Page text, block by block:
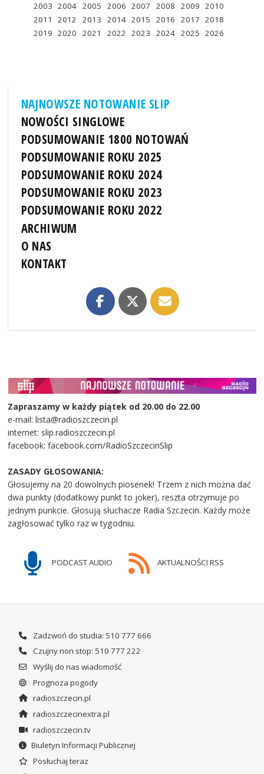
2003 2004 2005 2006 2007 2008 2009 2010
2011
2012 2013 2014 2015 2016 2017 2018
2019 2020 2021 2022 2023 2024 2025 2026
NAJNOWSZE NOTOWANIE SLIP
NOWOŚCI SINGLOWE
PODSUMOWANIE 1800 NOTOWAŃ
PODSUMOWANIE ROKU 2025
PODSUMOWANIE ROKU 2024
PODSUMOWANIE ROKU 2023
PODSUMOWANIE ROKU 2022
ARCHIWUM
O NAS
KONTAKT
Zapraszamy w każdy piątek od 20.00 do 22.00
e-mail: lista@radioszczecin.pl
internet: slip.radioszczecin.pl
facebook: facebook.com/RadioSzczecinSlip
ZASADY GŁOSOWANIA:
Głosujemy na 20 dowolnych piosenek! Trzem z nich można dać
dwa punkty (dodatkowy punkt to joker), reszta otrzymuje po
jednym punkcie. Głosują słuchacze Radia Szczecin. Każdy może
zagłosować tylko raz w tygodniu.
PODCAST AUDIO AKTUALNOŚCI RSS
Zadzwoń do studia: 510 777 666
Czujny non stop: 510 777 222
Wyślij do nas wiadomość
Prognoza pogody
radioszczecin.pl
radioszczecinextra.pl
radioszczecin.tv
Biuletyn Informacji Publicznej
Posłuchaj teraz